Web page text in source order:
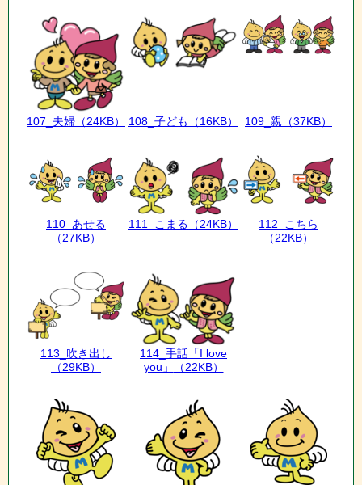
107_夫婦 （24KB） 108_子ども （16KB） 109_親 （37KB）
110_あせる
（27KB）
111_こまる （24KB）
112_こちら
（22KB）
113_吹き出し
（29KB）
114_手話「I love
you」
（22KB）